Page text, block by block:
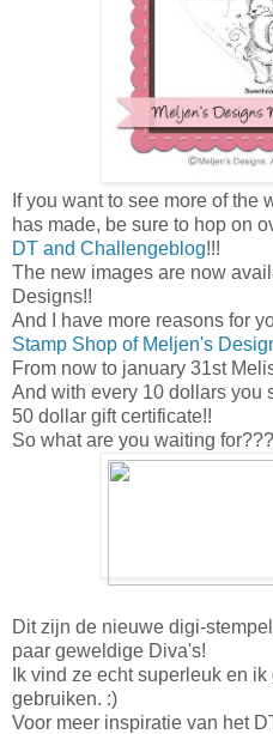
If you want to see more of the
has made, be sure to hop on
DT and Challengeblog!!!
The new images are now
Designs!!
And I have more reasons for
Stamp Shop of Meljen's
From now to january 31st
And with every 10 dollars you
50 dollar gift certificate!!
So what are you waiting for???
Dit zijn de nieuwe digi-
paar geweldige Diva's!
Ik vind ze echt superleuk en
gebruiken. :)
Voor meer inspiratie van het